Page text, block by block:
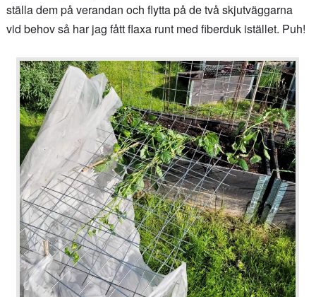
ställa dem på verandan och flytta på de två skjutväggarna
vid behov så har jag fått flaxa runt med fiberduk istället. Puh!